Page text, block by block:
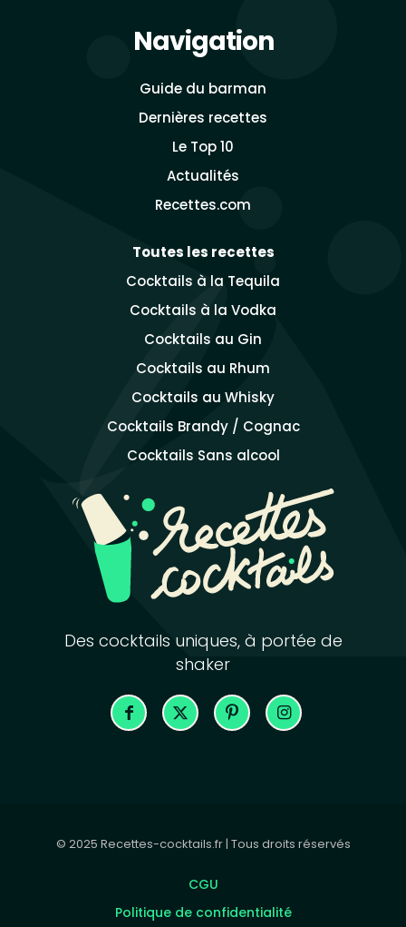
Navigation
Guide du barman
Dernières recettes
Le Top 10
Actualités
Recettes.com
Toutes les recettes
Cocktails à la Tequila
Cocktails à la Vodka
Cocktails au Gin
Cocktails au Rhum
Cocktails au Whisky
Cocktails Brandy / Cognac
Cocktails Sans alcool
Des cocktails uniques, à portée de
shaker
© 2025 Recettes-cocktails.fr | Tous droits réservés
CGU
Politique de confidentialité